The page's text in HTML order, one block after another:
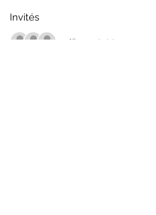
Invités
+ 19 autres invités